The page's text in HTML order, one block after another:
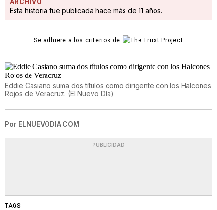
ARCHIVO
Esta historia fue publicada hace más de 11 años.
Se adhiere a los criterios de
Eddie Casiano suma dos títulos como dirigente con los Halcones
Rojos de Veracruz. (El Nuevo Día)
Por ELNUEVODIA.COM
PUBLICIDAD
TAGS